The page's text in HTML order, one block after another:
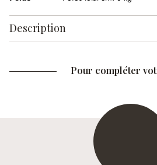
Description
Pour compléter